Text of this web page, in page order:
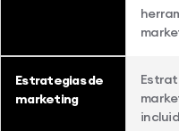
Estrategias de
marketing